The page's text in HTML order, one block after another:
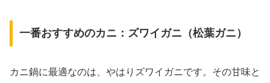
一番おすすめのカニ：ズワイガニ（松葉ガニ）
カニ鍋に最適なのは、やはりズワイガニです。その甘味と